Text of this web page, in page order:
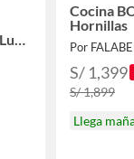
Cocina
Hornillas
Por
S/ 1,399
S/ 1,899
Llega